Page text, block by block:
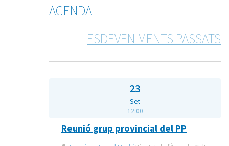
AGENDA
ESDEVENIMENTS PASSATS
23
Set
12:00
Reunió grup provincial del PP